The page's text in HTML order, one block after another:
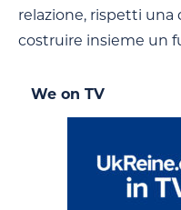
relazione, rispetti una
costruire insieme un
We on TV